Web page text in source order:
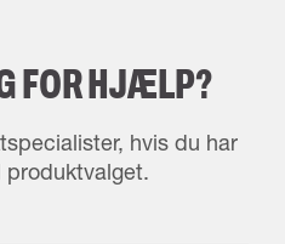
FOR HJÆLP?
hvis du har
produktvalget.